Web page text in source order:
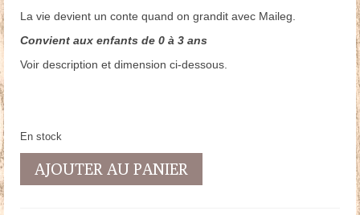
La vie devient un conte quand on grandit avec Maileg.
Convient aux enfants de 0 à 3 ans
Voir description et dimension ci-dessous.
En stock
quantité
AJOUTER AU PANIER